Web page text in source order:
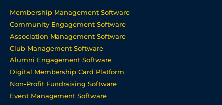
Membership Management Software
Community Engagement Software
Association Management Software
Club Management Software
Alumni Engagement Software
Digital Membership Card Platform
Non-Profit Fundraising Software
Event Management Software